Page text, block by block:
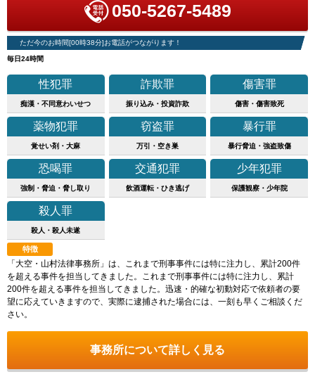
050-5267-5489
ただ今のお時間[00時38分]お電話がつながります！
毎日24時間
性犯罪
痴漢・不同意わいせつ
詐欺罪
振り込み・投資詐欺
傷害罪
傷害・傷害致死
薬物犯罪
覚せい剤・大麻
窃盗罪
万引・空き巣
暴行罪
暴行脅迫・強盗致傷
恐喝罪
強制・脅迫・脅し取り
交通犯罪
飲酒運転・ひき逃げ
少年犯罪
保護観察・少年院
殺人罪
殺人・殺人未遂
特徴
「大空・山村法律事務所」は、これまで刑事事件には特に注力し、累計200件
を超える事件を担当してきました。これまで刑事事件には特に注力し、累計
200件を超える事件を担当してきました。迅速・的確な初動対応で依頼者の要
望に応えていきますので、実際に逮捕された場合には、一刻も早くご相談くだ
さい。
事務所について詳しく見る